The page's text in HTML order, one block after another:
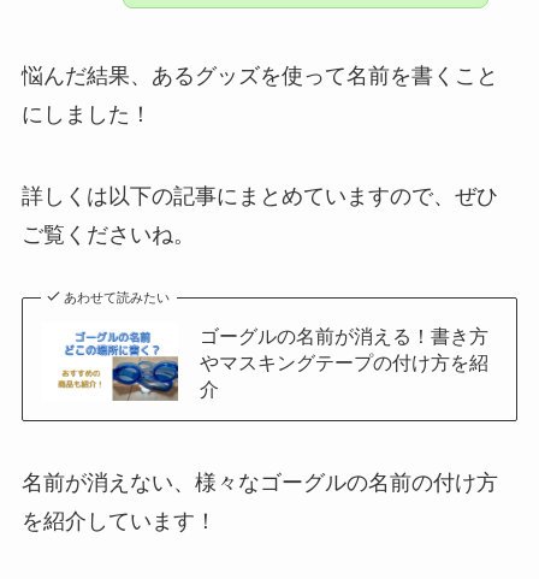
悩んだ結果、あるグッズを使って名前を書くこと
にしました！
詳しくは以下の記事にまとめていますので、ぜひ
ご覧くださいね。
あわせて読みたい
ゴーグルの名前が消える！書き方
やマスキングテープの付け方を紹
介
名前が消えない、様々なゴーグルの名前の付け方
を紹介しています！